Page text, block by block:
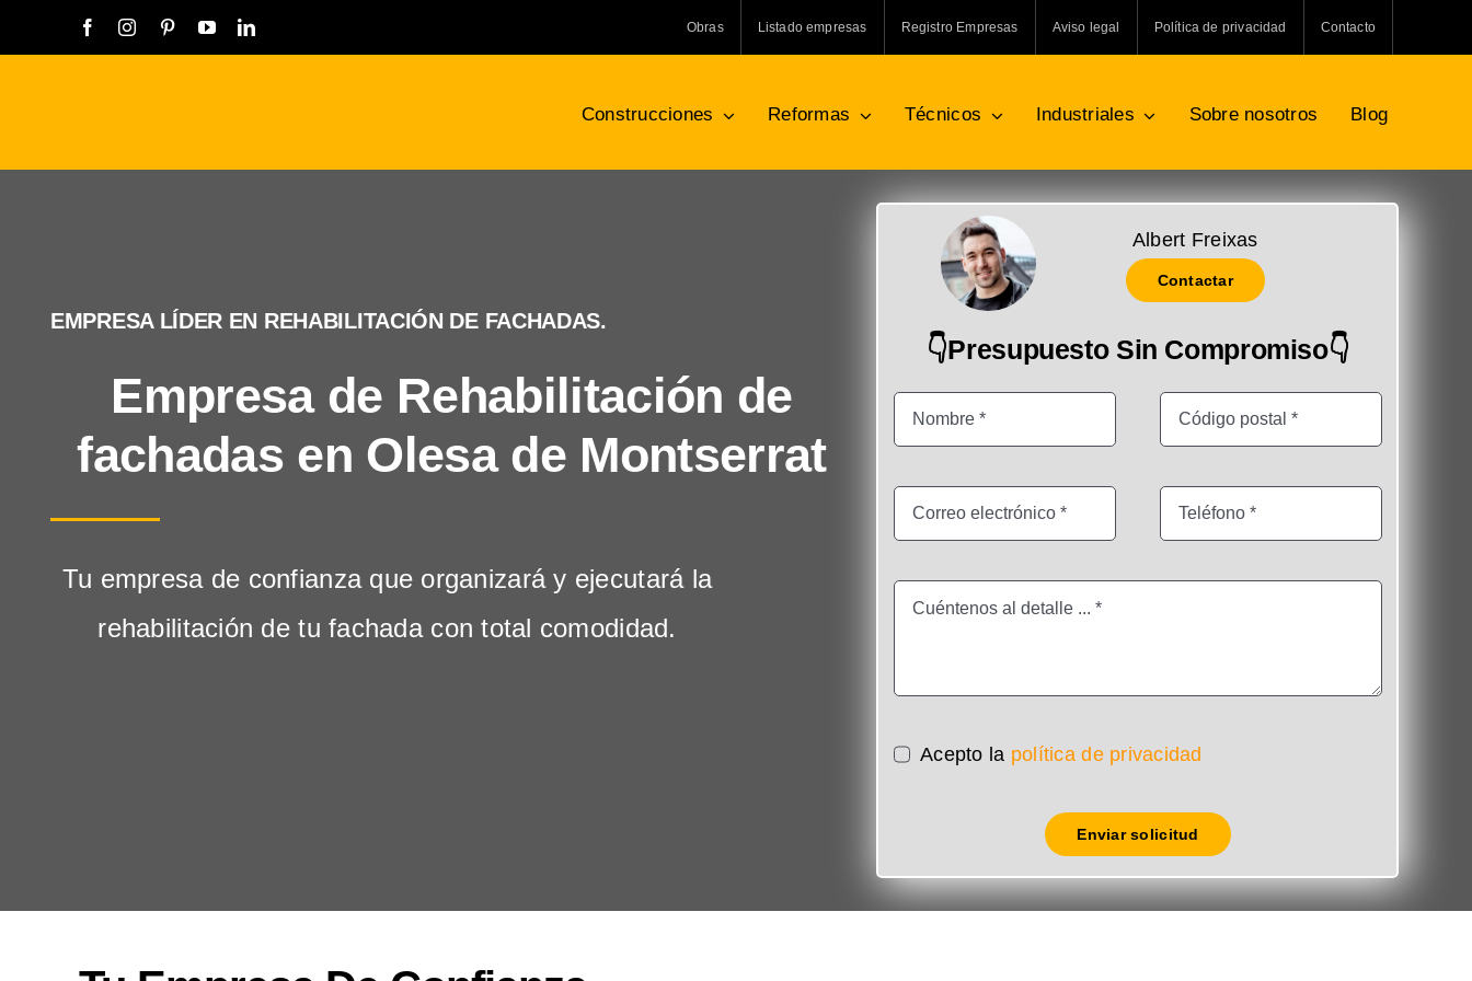
al
Obras Listado empresas Registro Empresas Aviso legal Política de privacidad Contacto
Construcciones Reformas Técnicos Industriales Sobre nosotros Blog
EMPRESA LÍDER EN REHABILITACIÓN DE FACHADAS.
Empresa de Rehabilitación de
fachadas en Olesa de Montserrat
Tu empresa de confianza que organizará y ejecutará la
rehabilitación de tu fachada con total comodidad.
Albert Freixas
Contactar
👇Presupuesto Sin Compromiso👇
Acepto la política de privacidad
Enviar solicitud